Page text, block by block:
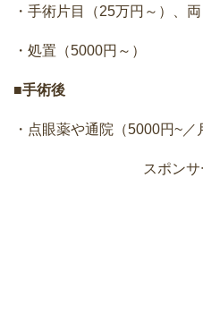
・手術片目（25万円～）、
・処置（5000円～）
■手術後
・点眼薬や通院（5000円~／
スポン